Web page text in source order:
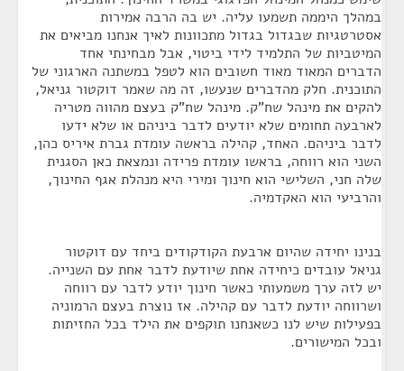
במהלך היממה תשמעו עליה. יש בה הרבה אמירות
אסטרטגיות שבגדול בגדול מתכוונות לאיך אנחנו מביאים את
המיטביות של התלמיד לידי ביטוי, אבל מבחינתי אחד
הדברים המאוד מאוד חשובים הוא לטפל במשתנה הארגוני של
התוכנית. חלק מהדברים שנעשו, זה מה שאמר דוקטור גניאל,
להקים את מינהל שח"ק. מינהל שח"ק בעצם מהווה מטריה
לארבעה תחומים שלא יודעים לדבר ביניהם או שלא ידעו
לדבר ביניהם. האחד, קהילה בראשה עומדת גברת איריס כהן,
השני הוא רווחה, בראשו עומדת פרידה ונמצאת כאן הסגנית
שלה חני, השלישי הוא חינוך ומירי היא מנהלת אגף החינוך,
והרביעי הוא האקדמיה.
בנינו יחידה שהיום ארבעת הקודקודים ביחד עם דוקטור
גניאל עובדים כיחידה אחת שיודעת לדבר אחת עם השנייה.
יש לזה ערך משמעותי כאשר חינוך יודע לדבר עם רווחה
ושרווחה יודעת לדבר עם קהילה. אז נוצרת בעצם הרמוניה
בפעילות שיש לנו כשאנחנו תוקפים את הילד בכל החזיתות
ובכל המישורים.